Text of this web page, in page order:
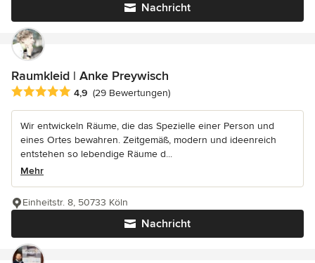
Nachricht
Raumkleid | Anke Preywisch
Durchschnittliche Bewertung: 4.9 von 5 Sternen
4,9 (29 Bewertungen)
Wir entwickeln Räume, die das Spezielle einer Person und
eines Ortes bewahren. Zeitgemäß, modern und ideenreich
entstehen so lebendige Räume d...
Mehr
Nachricht
Einheitstr. 8, 50733 Köln